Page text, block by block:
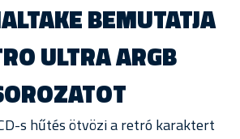
BEMUTATJA
ULTRA ARGB
s hűtés ötvözi a retró karaktert